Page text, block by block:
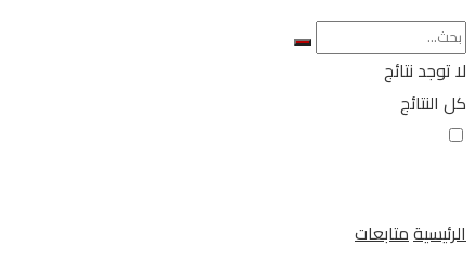
لا توجد نتائج
كل النتائج
الرئيسيةمتابعات